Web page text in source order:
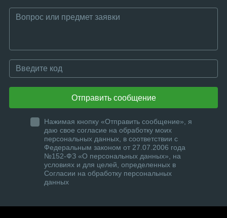
Отправить сообщение
Нажимая кнопку «Отправить сообщение», я
даю свое согласие на обработку моих
персональных данных, в соответствии с
Федеральным законом от 27.07.2006 года
№152-ФЗ «О персональных данных», на
условиях и для целей, определенных в
Согласии на обработку персональных
данных